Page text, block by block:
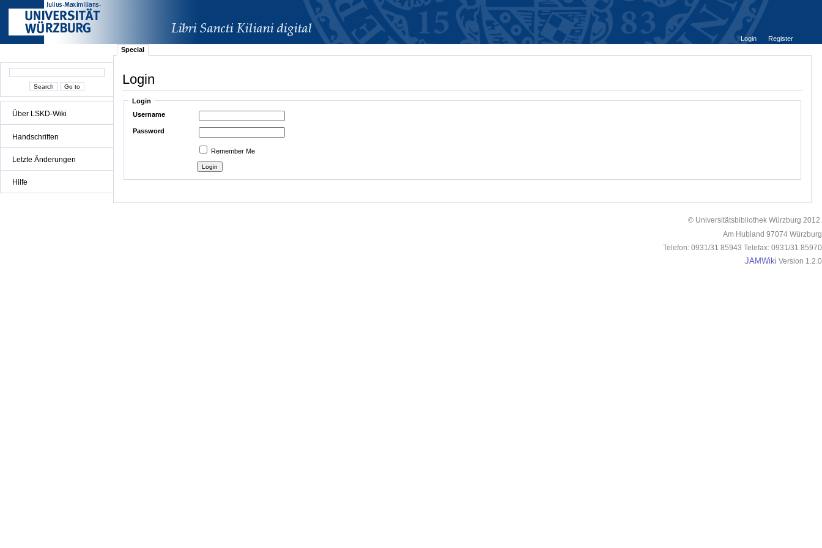
Über LSKD-Wiki
Handschriften
Letzte Änderungen
Hilfe
Login
Register
Special
Login
Login
Username
Password
Remember Me
© Universitätsbibliothek Würzburg 2012.
Am Hubland 97074 Würzburg
Telefon: 0931/31 85943 Telefax: 0931/31 85970
JAMWiki Version 1.2.0